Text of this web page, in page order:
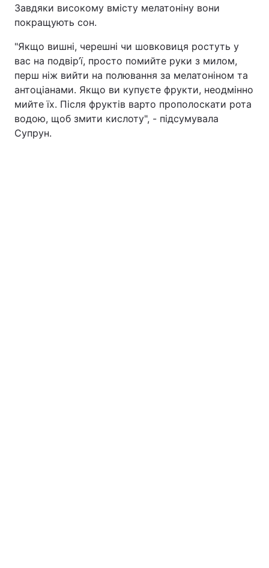
Завдяки високому вмісту мелатоніну вони
покращують сон.
"Якщо вишні, черешні чи шовковиця ростуть у
вас на подвір’ї, просто помийте руки з милом,
перш ніж вийти на полювання за мелатоніном та
антоціанами. Якщо ви купуєте фрукти, неодмінно
мийте їх. Після фруктів варто прополоскати рота
водою, щоб змити кислоту", - підсумувала
Супрун.